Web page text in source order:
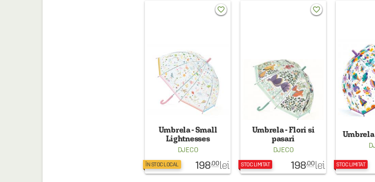
Umbrela - Small
Lightnesses
DJECO
ÎN STOC LOCAL 198.00 lei
favorite_border
Umbrela - Flori si
pasari
DJECO
STOC LIMITAT 198.00 lei
favorite_border
STOC LIMITAT